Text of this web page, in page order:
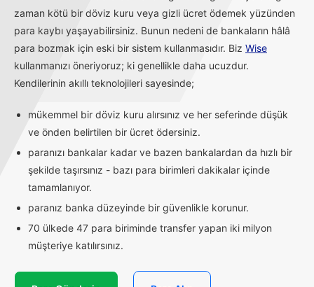
zaman kötü bir döviz kuru veya gizli ücret ödemek yüzünden
para kaybı yaşayabilirsiniz. Bunun nedeni de bankaların hâlâ
para bozmak için eski bir sistem kullanmasıdır. Biz Wise
kullanmanızı öneriyoruz; ki genellikle daha ucuzdur.
Kendilerinin akıllı teknolojileri sayesinde;
mükemmel bir döviz kuru alırsınız ve her seferinde düşük
ve önden belirtilen bir ücret ödersiniz.
paranızı bankalar kadar ve bazen bankalardan da hızlı bir
şekilde taşırsınız - bazı para birimleri dakikalar içinde
tamamlanıyor.
paranız banka düzeyinde bir güvenlikle korunur.
70 ülkede 47 para biriminde transfer yapan iki milyon
müşteriye katılırsınız.